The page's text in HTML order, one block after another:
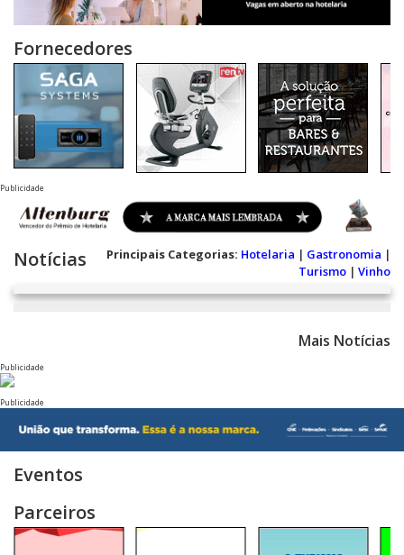
Fornecedores
Publicidade
Notícias Principais Categorias: Hotelaria | Gastronomia |
Turismo | Vinho
Mais Notícias
Publicidade
Publicidade
Eventos
Parceiros